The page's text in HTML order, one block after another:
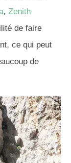
, Zenith
de faire
ce qui peut
de